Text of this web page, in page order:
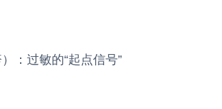
：过敏的“起点信号”